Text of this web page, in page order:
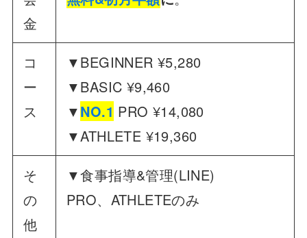
金
コ
ー
ス
▼BEGINNER ¥5,280
▼BASIC ¥9,460
▼NO.1 PRO ¥14,080
▼ATHLETE ¥19,360
そ
の
他
▼食事指導&管理(LINE)
PRO、ATHLETEのみ